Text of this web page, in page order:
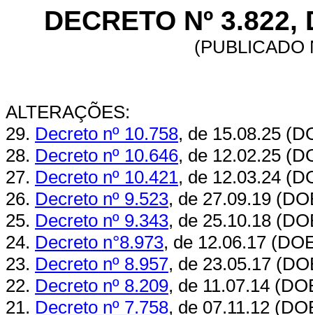
DECRETO Nº
(PUBLICADO
ALTERAÇÕES:
29. Decreto nº 10.758, de 15.08.25
28. Decreto nº 10.646, de 12.02.25
27. Decreto nº 10.421, de 12.03.24
26. Decreto nº 9.523, de 27.09.19
25. Decreto nº 9.343, de 25.10.18
24. Decreto n°8.973, de 12.06.17
23. Decreto nº 8.957, de 23.05.17
22. Decreto nº 8.209, de 11.07.14
21. Decreto nº 7.758, de 07.11.12